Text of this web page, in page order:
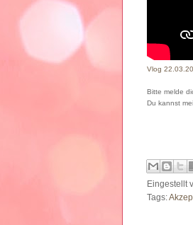
Vlog
Bitte melde
Du kannst
Eingestellt
Tags: